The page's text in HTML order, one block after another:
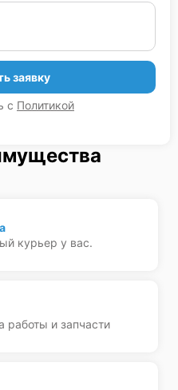
заявку
с Политикой
курьер у вас.
работы и запчасти